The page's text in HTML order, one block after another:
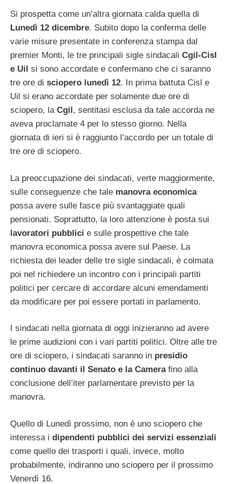
Si prospetta come un’altra giornata calda quella di
Lunedì 12 dicembre. Subito dopo la conferma delle
varie misure presentate in conferenza stampa dal
premier Monti, le tre principali sigle sindacali Cgil-Cisl
e Uil si sono accordate e confermano che ci saranno
tre ore di sciopero lunedì 12. In prima battuta Cisl e
Uil si erano accordate per solamente due ore di
sciopero, la Cgil , sentitasi esclusa da tale accorda ne
aveva proclamate 4 per lo stesso giorno. Nella
giornata di ieri si è raggiunto l’accordo per un totale di
tre ore di sciopero.
La preoccupazione dei sindacati, verte maggiormente,
sulle conseguenze che tale manovra economica
possa avere sulle fasce più svantaggiate quali
pensionati. Soprattutto, la loro attenzione è posta sui
lavoratori pubblici e sulle prospettive che tale
manovra economica possa avere sul Paese. La
richiesta dei leader delle tre sigle sindacali, è colmata
poi nel richiedere un incontro con i principali partiti
politici per cercare di accordare alcuni emendamenti
da modificare per poi essere portati in parlamento.
I sindacati nella giornata di oggi inizieranno ad avere
le prime audizioni con i vari partiti politici. Oltre alle tre
ore di sciopero, i sindacati saranno in presidio
continuo davanti il Senato e la Camerafino alla
conclusione dell’iter parlamentare previsto per la
manovra.
Quello di Lunedì prossimo, non è uno sciopero che
interessa i dipendenti pubblici dei servizi essenziali
come quello dei trasporti i quali, invece, molto
probabilmente, indiranno uno sciopero per il prossimo
Venerdì 16.